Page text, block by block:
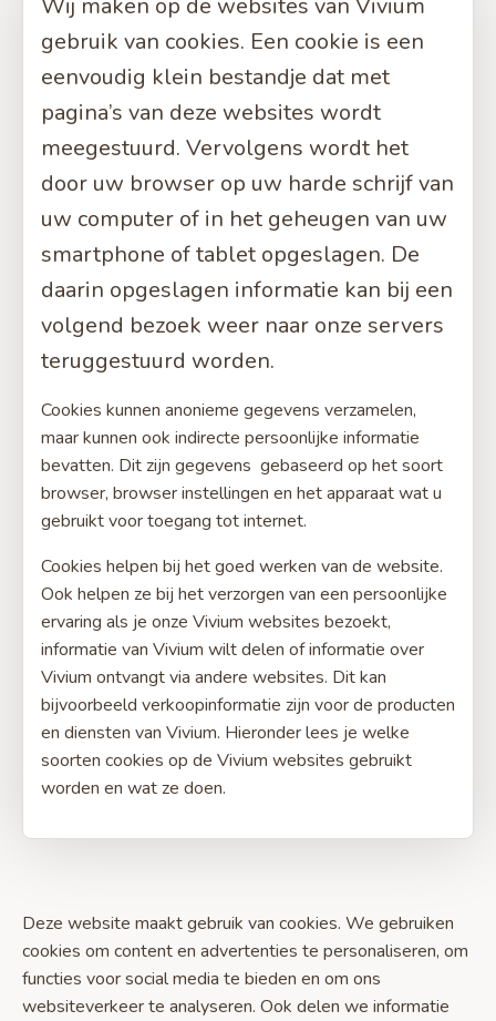
Wij maken op de websites van Vivium
gebruik van cookies. Een cookie is een
eenvoudig klein bestandje dat met
pagina’s van deze websites wordt
meegestuurd. Vervolgens wordt het
door uw browser op uw harde schrijf van
uw computer of in het geheugen van uw
smartphone of tablet opgeslagen. De
daarin opgeslagen informatie kan bij een
volgend bezoek weer naar onze servers
teruggestuurd worden.
Cookies kunnen anonieme gegevens verzamelen,
maar kunnen ook indirecte persoonlijke informatie
bevatten. Dit zijn gegevens gebaseerd op het soort
browser, browser instellingen en het apparaat wat u
gebruikt voor toegang tot internet.
Cookies helpen bij het goed werken van de website.
Ook helpen ze bij het verzorgen van een persoonlijke
ervaring als je onze Vivium websites bezoekt,
informatie van Vivium wilt delen of informatie over
Vivium ontvangt via andere websites. Dit kan
bijvoorbeeld verkoopinformatie zijn voor de producten
en diensten van Vivium. Hieronder lees je welke
soorten cookies op de Vivium websites gebruikt
worden en wat ze doen.
Deze website maakt gebruik van cookies. We gebruiken
cookies om content en advertenties te personaliseren, om
functies voor social media te bieden en om ons
websiteverkeer te analyseren. Ook delen we informatie